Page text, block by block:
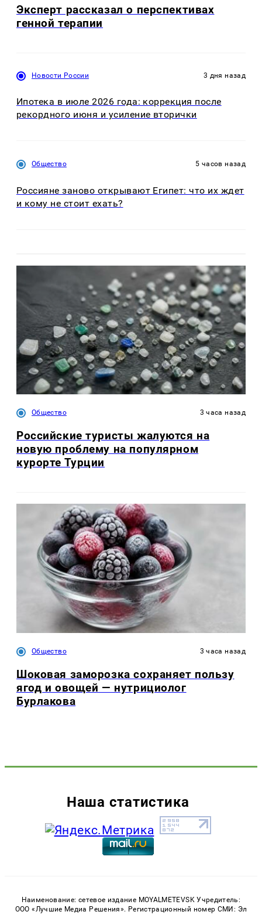
Эксперт рассказал о перспективах
генной терапии
Новости России 3 дня назад
Ипотека в июле 2026 года: коррекция после
рекордного июня и усиление вторички
Общество 5 часов назад
Россияне заново открывают Египет: что их ждет
и кому не стоит ехать?
Общество 3 часа назад
Российские туристы жалуются на
новую проблему на популярном
курорте Турции
Общество 3 часа назад
Шоковая заморозка сохраняет пользу
ягод и овощей — нутрициолог
Бурлакова
Наша статистика
Наименование: сетевое издание MOYALMETEVSK Учредитель:
ООО «Лучшие Медиа Решения». Регистрационный номер СМИ: Эл